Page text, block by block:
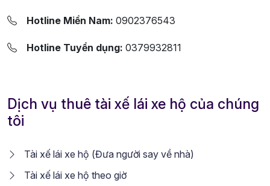
Hotline Miền Nam: 0902376543
Hotline Tuyển dụng: 0379932811
Dịch vụ thuê tài xế lái xe hộ của chúng
tôi
Tài xế lái xe hộ (Đưa người say về nhà)
Tài xế lái xe hộ theo giờ